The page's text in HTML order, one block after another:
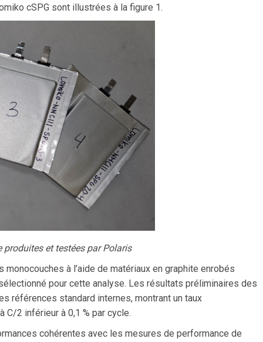
cSPG sont illustrées à la figure 1.
et testées par Polaris
à l’aide de matériaux en graphite enrobés
pour cette analyse. Les résultats préliminaires des
références standard internes, montrant un taux
C/2 inférieur à 0,1 % par cycle.
cohérentes avec les mesures de performance de